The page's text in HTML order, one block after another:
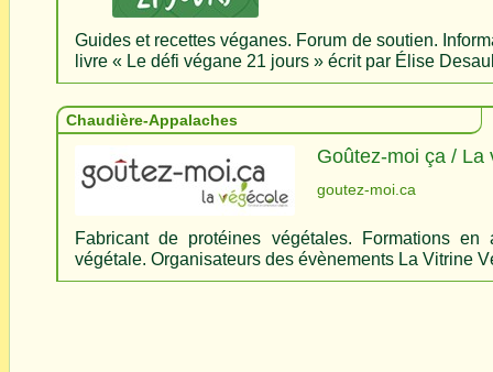
Guides et recettes véganes. Forum de soutien.
livre « Le défi végane 21 jours » écrit par Élise
Chaudière-Appalaches
Goûtez-moi ça / La
goutez-moi.ca
Fabricant de protéines végétales. Formations en
végétale. Organisateurs des évènements La Vitrine